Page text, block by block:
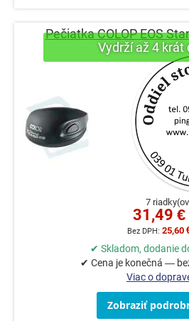
Pečiatka COLOP EOS
7
31,49 €
25,60
✔ Skladom, dodanie
✔ Cena je konečná —
Viac o
Zobraziť